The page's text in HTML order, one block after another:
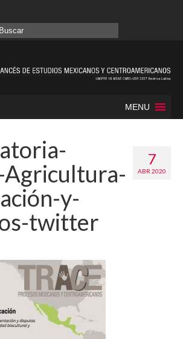
MENU
7
ABR 2020
Agricultura-
y-
twitter